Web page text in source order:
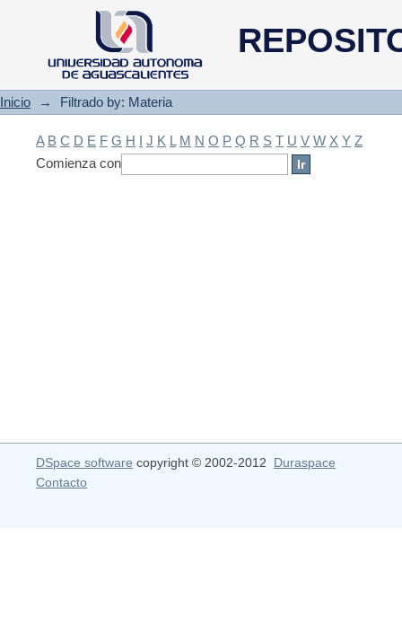
Filtrado by: Materia
Inicio → Filtrado by: Materia
A B C D E F G H I J K L M N O P Q R S T U V W X Y Z
Comienza con
DSpace software copyright © 2002-2012 Duraspace
Contacto